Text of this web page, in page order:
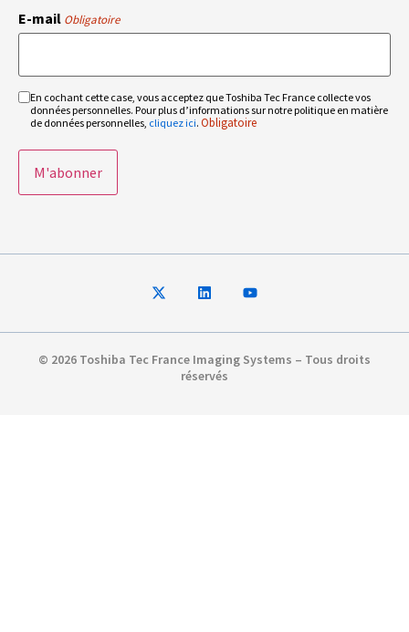
E-mail Obligatoire
RGPD
Obligatoire
En cochant cette case, vous acceptez que Toshiba Tec France collecte vos
données personnelles. Pour plus d’informations sur notre politique en matière
de données personnelles, cliquez ici. Obligatoire
© 2026 Toshiba Tec France Imaging Systems – Tous droits
réservés